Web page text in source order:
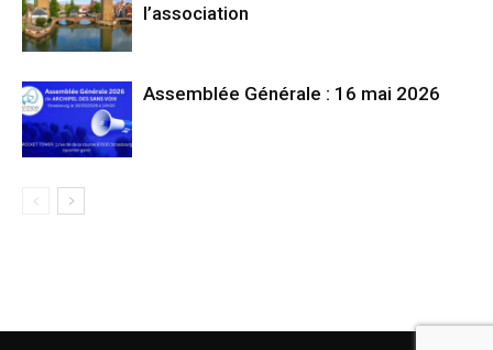
l’association
Assemblée Générale : 16 mai 2026